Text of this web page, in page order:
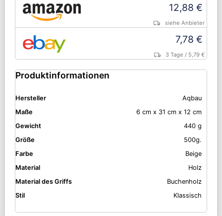
Produktinformationen
Hersteller
Aqbau
Maße
6 cm x 31 cm x 12 cm
Gewicht
440 g
Größe
500g.
Farbe
Beige
Material
Holz
Material des Griffs
Buchenholz
Stil
Klassisch
12,88 €
siehe Anbieter
7,78 €
3 Tage / 5,79 €